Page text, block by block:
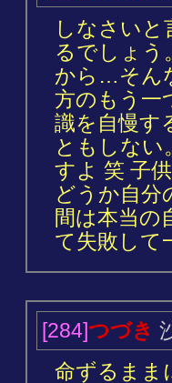
しなさい
るでしょう
から…そん
方のもう一
識を自慢す
ともしない
すよ 笑 子
どうか自分
間は本当の
て失敗して
[284]つづき
命ずるまま